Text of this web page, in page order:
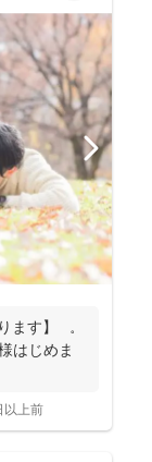
ます】 𓈒
はじめま
以上前